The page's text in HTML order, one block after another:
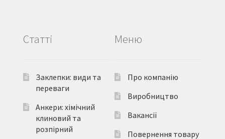
Статті
Заклепки: види та
переваги
Анкери: хімічний
клиновий та
розпірний
Меню
Про компанію
Виробництво
Вакансії
Повернення товару